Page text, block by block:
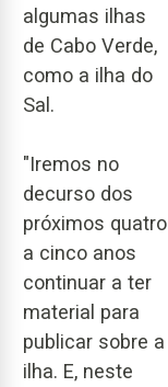
algumas ilhas
de Cabo Verde,
como a ilha do
Sal.
"Iremos no
decurso dos
próximos quatro
a cinco anos
continuar a ter
material para
publicar sobre a
ilha. E, neste